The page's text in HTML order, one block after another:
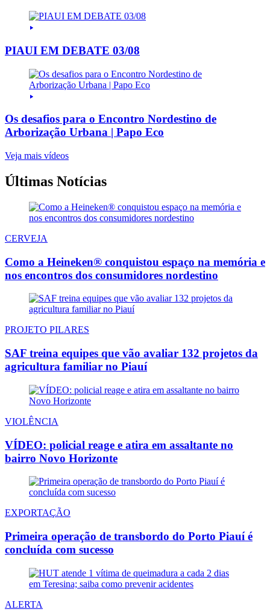
PIAUI EM DEBATE 03/08
Os desafios para o Encontro Nordestino de
Arborização Urbana | Papo Eco
Veja mais vídeos
Últimas Notícias
CERVEJA
Como a Heineken® conquistou espaço na memória e
nos encontros dos consumidores nordestino
PROJETO PILARES
SAF treina equipes que vão avaliar 132 projetos da
agricultura familiar no Piauí
VIOLÊNCIA
VÍDEO: policial reage e atira em assaltante no
bairro Novo Horizonte
EXPORTAÇÃO
Primeira operação de transbordo do Porto Piauí é
concluída com sucesso
ALERTA